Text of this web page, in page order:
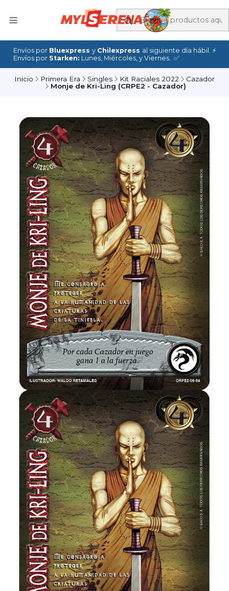
Envíos por Bluexpress y Chilexpress al siguiente día hábil. ⚡
Envíos por Starken: Lunes, Miércoles, y Viernes. ✅
Inicio Primera Era Singles Kit Raciales 2022
Cazador
Monje de Kri-Ling (CRPE2 - Cazador)